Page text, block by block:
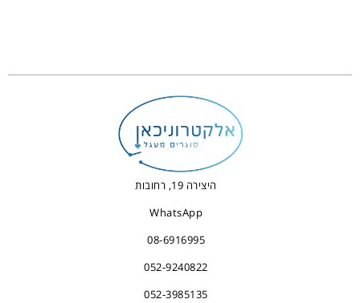
היצירה 19, רחובות
WhatsApp
08-6916995
052-9240822
052-3985135